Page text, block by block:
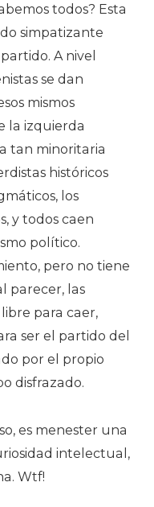
todos? Esta
simpatizante
A nivel
se dan
mismos
la izquierda
tan minoritaria
históricos
los
y todos caen
político.
pero no tiene
parecer, las
para caer,
ser el partido del
por el propio
disfrazado.
es menester una
intelectual,
Wtf!